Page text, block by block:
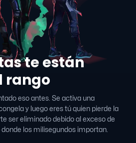
te están
rango
eso antes. Se activa una
y luego eres tú quien pierde la
ser eliminado debido al exceso de
los milisegundos importan.